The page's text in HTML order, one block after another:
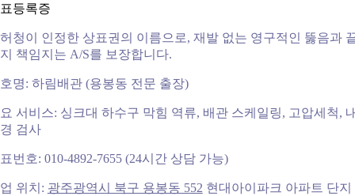
등록증
청이 인정한 상표권의 이름으로, 재발 없는 영구적인 뚫음과
책임지는 A/S를 보장합니다.
명: 하림배관 (용봉동 전문 출장)
서비스: 싱크대 하수구 막힘 역류, 배관 스케일링, 고압세척,
검사
번호: 010-4892-7655 (24시간 상담 가능)
위치: 광주광역시 북구 용봉동 552 현대아이파크 아파트 단지